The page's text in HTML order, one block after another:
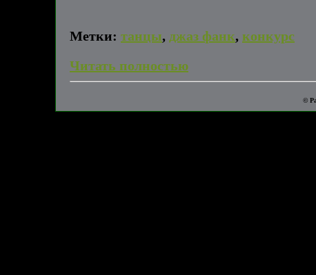
Метки: танцы, джаз фанк, конкурс
Читать полностью
©